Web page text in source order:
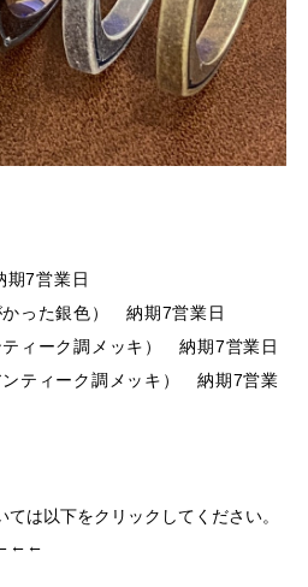
7営業日
かった銀色） 納期7営業日
ィーク調メッキ） 納期7営業日
ンティーク調メッキ） 納期7営業
は以下をクリックしてください。
←←←